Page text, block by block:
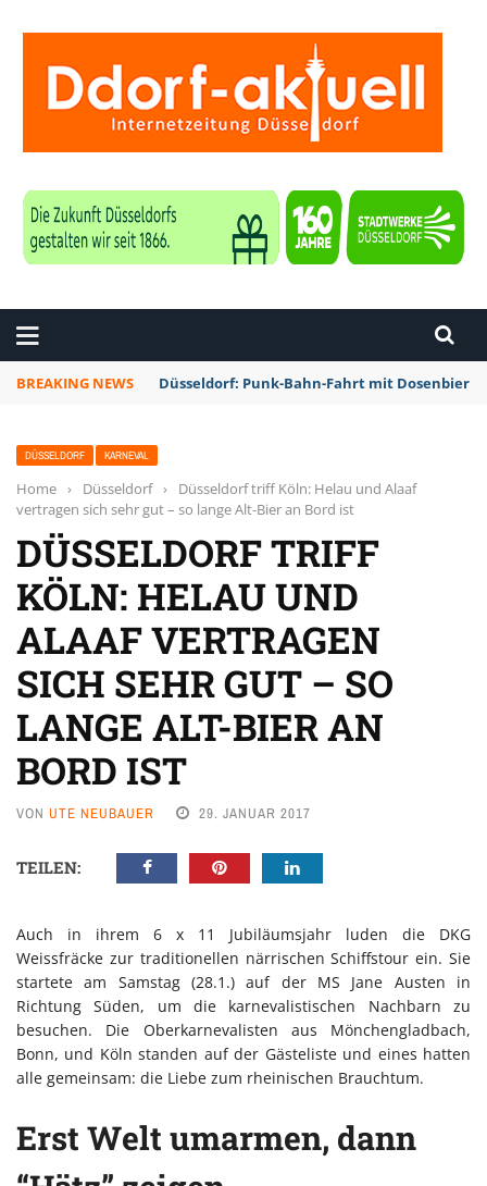
BREAKING NEWS Düsseldorf: Punk-Bahn-Fahrt mit Dosenbier
DÜSSELDORF KARNEVAL
Home › Düsseldorf ›
Düsseldorf triff Köln: Helau und Alaaf
vertragen sich sehr gut – so lange Alt-Bier an Bord ist
DÜSSELDORF TRIFF
KÖLN: HELAU UND
ALAAF VERTRAGEN
SICH SEHR GUT – SO
LANGE ALT-BIER AN
BORD IST
VON UTE NEUBAUER 29. JANUAR 2017
TEILEN:
Auch in ihrem 6 x 11 Jubiläumsjahr luden die DKG
Weissfräcke zur traditionellen närrischen Schiffstour ein. Sie
startete am Samstag (28.1.) auf der MS Jane Austen in
Richtung Süden, um die karnevalistischen Nachbarn zu
besuchen. Die Oberkarnevalisten aus Mönchengladbach,
Bonn, und Köln standen auf der Gästeliste und eines hatten
alle gemeinsam: die Liebe zum rheinischen Brauchtum.
Erst Welt umarmen, dann